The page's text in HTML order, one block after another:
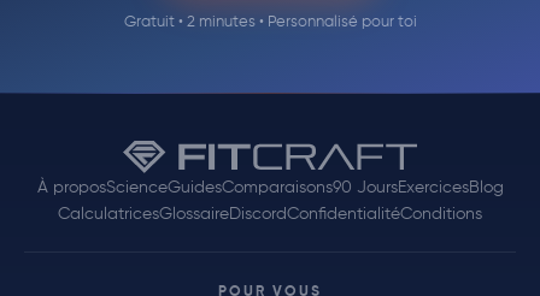
Gratuit • 2 minutes • Personnalisé pour toi
À proposScienceGuidesComparaisons90 JoursExercicesBlog
CalculatricesGlossaireDiscordConfidentialitéConditions
POUR VOUS